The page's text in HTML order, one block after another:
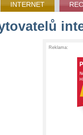
INTERNET
Reklama: